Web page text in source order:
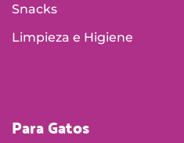
Snacks
Limpieza e Higiene
Para Gatos